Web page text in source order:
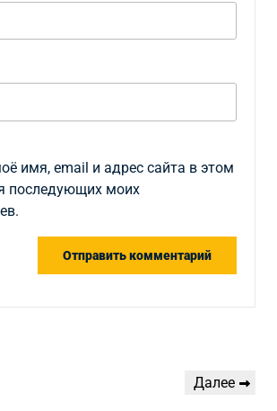
имя, email и адрес сайта в этом
последующих моих
Следующая
Далее